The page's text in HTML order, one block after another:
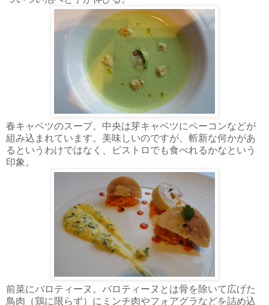
春キャベツのスープ。中央は芽キャベツにベーコンなどが
組み込まれています。美味しいのですが、斬新な何かがあ
るというわけではなく、ビストロでも食べれるかなという
印象。
前菜にバロティーヌ。バロティーヌとは骨を除いて広げた
鳥肉（鶏に限らず）にミンチ肉やフォアグラなどを詰め込